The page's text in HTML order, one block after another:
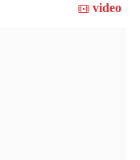
video